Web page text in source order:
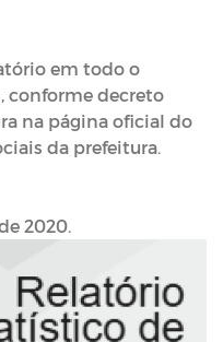
em todo o
conforme decreto
na página oficial do
da prefeitura.
2020.